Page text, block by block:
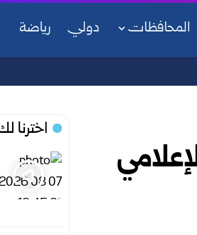
المحافظات دولي رياضة
اخترنا